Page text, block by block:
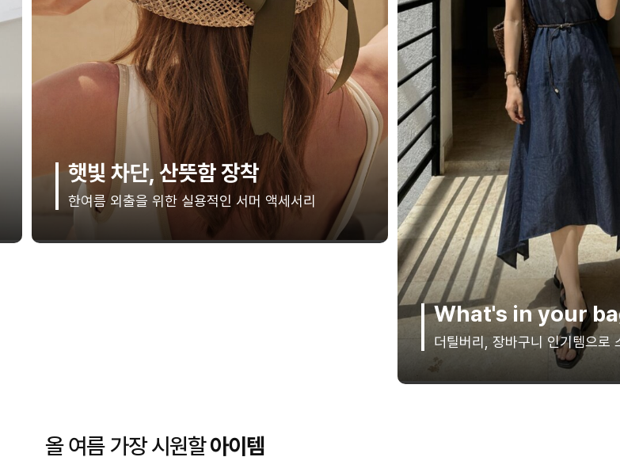
ALDO X 인플루언서
ALDO의 베스트 라인
올 여름 가장 시원할아이템